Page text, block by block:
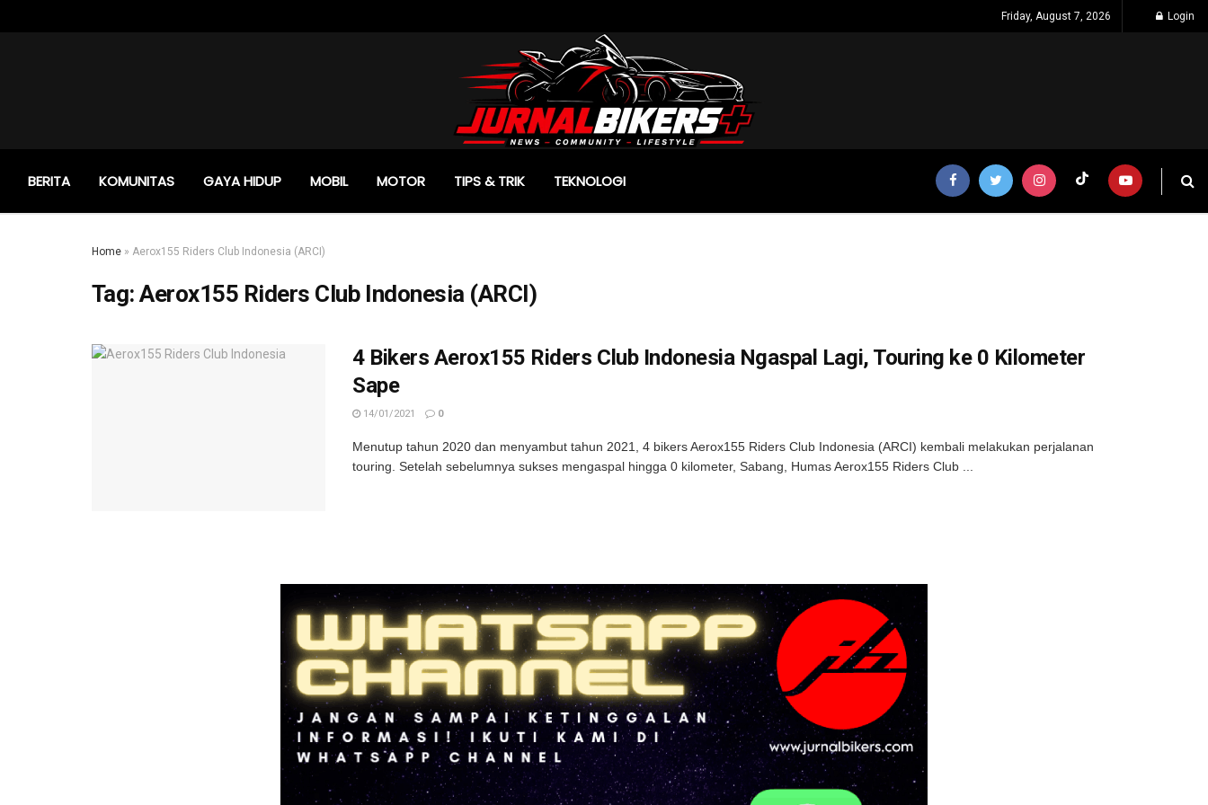
Friday, August 7, 2026 Login
BERITA KOMUNITAS GAYA HIDUP MOBIL MOTOR TIPS & TRIK TEKNOLOGI
Home » Aerox155 Riders Club Indonesia (ARCI)
Tag:Aerox155 Riders Club Indonesia (ARCI)
4 Bikers Aerox155 Riders Club Indonesia Ngaspal Lagi, Touring ke 0 Kilometer
Sape
14/01/2021 0
Menutup tahun 2020 dan menyambut tahun 2021, 4 bikers Aerox155 Riders Club Indonesia (ARCI) kembali melakukan perjalanan
touring. Setelah sebelumnya sukses mengaspal hingga 0 kilometer, Sabang, Humas Aerox155 Riders Club ...